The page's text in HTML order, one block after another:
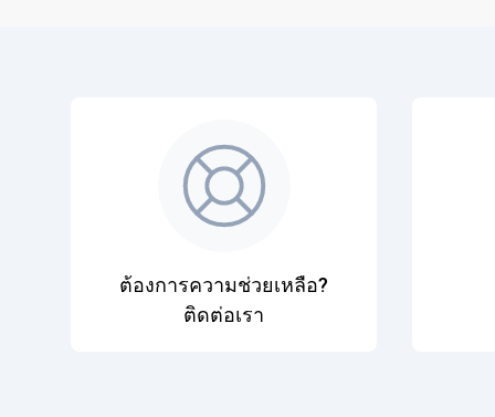
ต้องการความช่วยเหลือ?
ติดต่อเรา